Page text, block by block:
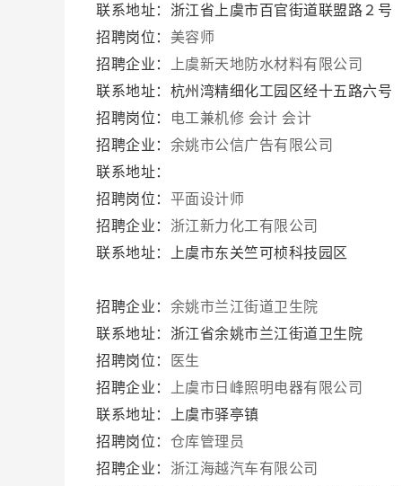
联系地址：浙江省上虞市百官街道联盟路２号
招聘岗位： 美容师
招聘企业：
上虞新天地防水材料有限公司
联系地址：杭州湾精细化工园区经十五路六号
招聘岗位：
电工兼机修 会计 会计
招聘企业： 余姚市公信广告有限公司
联系地址：
招聘岗位： 平面设计师
招聘企业： 浙江新力化工有限公司
联系地址：上虞市东关竺可桢科技园区
招聘企业： 余姚市兰江街道卫生院
联系地址：浙江省余姚市兰江街道卫生院
招聘岗位：
医生
招聘企业：
上虞市日峰照明电器有限公司
联系地址：上虞市驿亭镇
招聘岗位： 仓库管理员
招聘企业： 浙江海越汽车有限公司